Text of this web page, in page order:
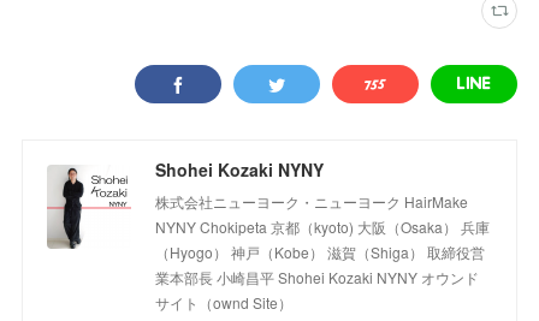
Shohei Kozaki NYNY
株式会社ニューヨーク・ニューヨーク HairMake
NYNY Chokipeta 京都（kyoto) 大阪（Osaka） 兵庫
（Hyogo） 神戸（Kobe） 滋賀（Shiga） 取締役営
業本部長 小崎昌平 Shohei Kozaki NYNY オウンド
サイト（ownd Site）